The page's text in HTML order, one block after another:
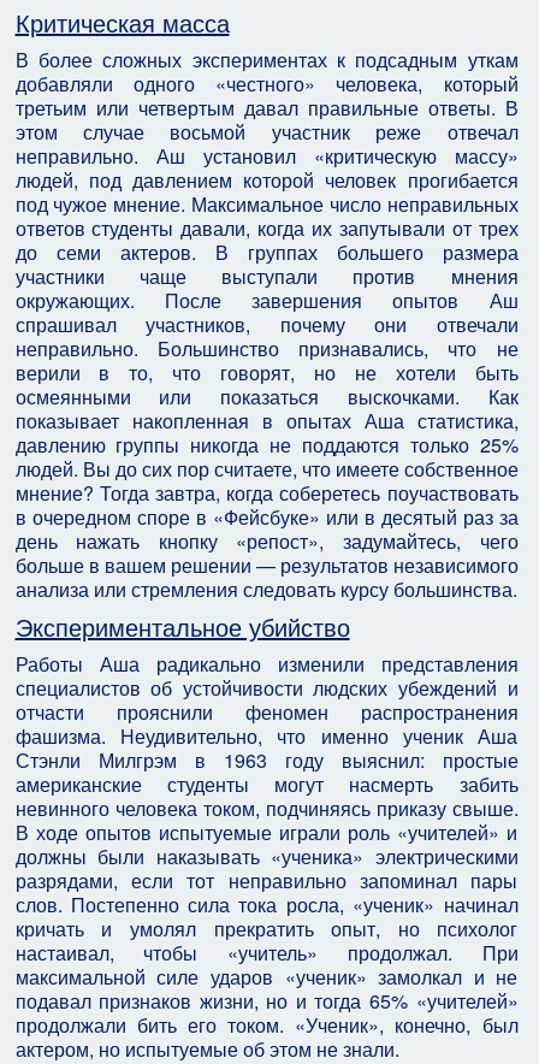
Критическая масса
В более сложных экспериментах к подсадным уткам
добавляли одного «честного» человека, который
третьим или четвертым давал правильные ответы. В
этом случае восьмой участник реже отвечал
неправильно. Аш установил «критическую массу»
людей, под давлением которой человек прогибается
под чужое мнение. Максимальное число неправильных
ответов студенты давали, когда их запутывали от трех
до семи актеров. В группах большего размера
участники чаще выступали против мнения
окружающих. После завершения опытов Аш
спрашивал участников, почему они отвечали
неправильно. Большинство признавались, что не
верили в то, что говорят, но не хотели быть
осмеянными или показаться выскочками. Как
показывает накопленная в опытах Аша статистика,
давлению группы никогда не поддаются только 25%
людей. Вы до сих пор считаете, что имеете собственное
мнение? Тогда завтра, когда соберетесь поучаствовать
в очередном споре в «Фейсбуке» или в десятый раз за
день нажать кнопку «репост», задумайтесь, чего
больше в вашем решении — результатов независимого
анализа или стремления следовать курсу большинства.
Экспериментальное убийство
Работы Аша радикально изменили представления
специалистов об устойчивости людских убеждений и
отчасти прояснили феномен распространения
фашизма. Неудивительно, что именно ученик Аша
Стэнли Милгрэм в 1963 году выяснил: простые
американские студенты могут насмерть забить
невинного человека током, подчиняясь приказу свыше.
В ходе опытов испытуемые играли роль «учителей» и
должны были наказывать «ученика» электрическими
разрядами, если тот неправильно запоминал пары
слов. Постепенно сила тока росла, «ученик» начинал
кричать и умолял прекратить опыт, но психолог
настаивал, чтобы «учитель» продолжал. При
максимальной силе ударов «ученик» замолкал и не
подавал признаков жизни, но и тогда 65% «учителей»
продолжали бить его током. «Ученик», конечно, был
актером, но испытуемые об этом не знали.